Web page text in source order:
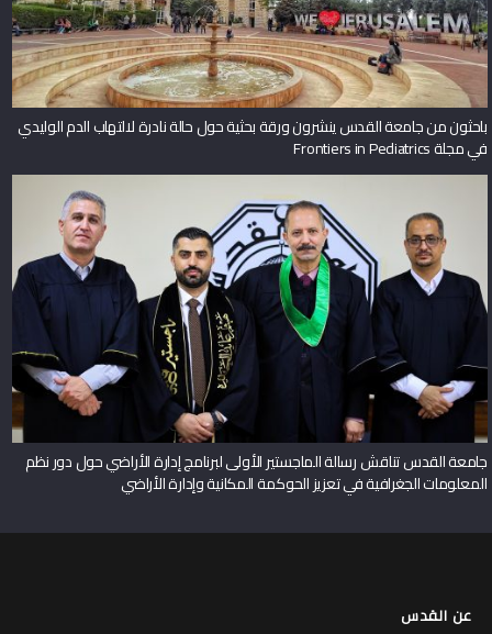
باحثون من جامعة القدس ينشرون ورقة بحثية حول حالة نادرة لالتهاب الدم الوليدي
في مجلة Frontiers in Pediatrics
جامعة القدس تناقش رسالة الماجستير الأولى لبرنامج إدارة الأراضي حول دور نظم
المعلومات الجغرافية في تعزيز الحوكمة المكانية وإدارة الأراضي
عن القدس